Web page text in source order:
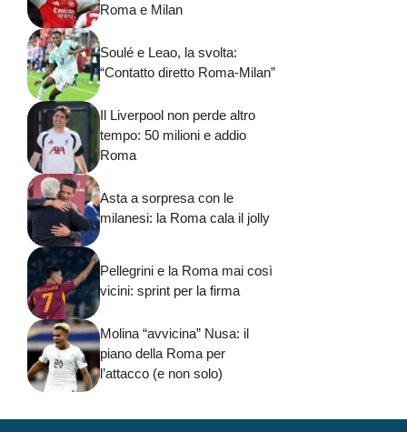
Roma e Milan
Soulé e Leao, la svolta:
“Contatto diretto Roma-Milan”
Il Liverpool non perde altro
tempo: 50 milioni e addio
Roma
Asta a sorpresa con le
milanesi: la Roma cala il jolly
Pellegrini e la Roma mai così
vicini: sprint per la firma
Molina “avvicina” Nusa: il
piano della Roma per
l’attacco (e non solo)